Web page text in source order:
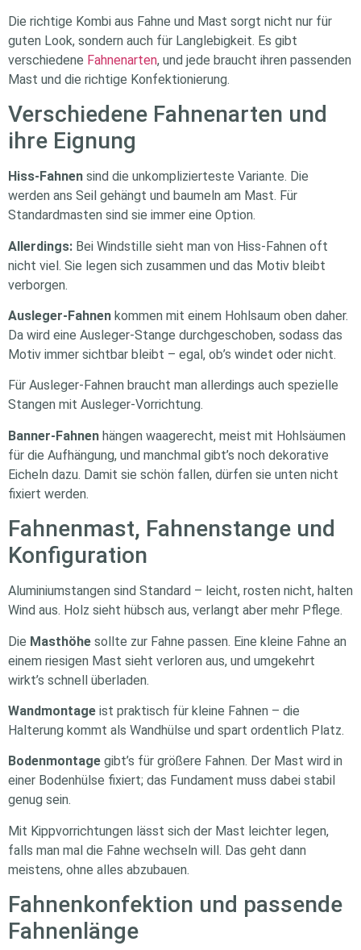
Die richtige Kombi aus Fahne und Mast sorgt nicht nur für
guten Look, sondern auch für Langlebigkeit. Es gibt
verschiedene Fahnenarten, und jede braucht ihren passenden
Mast und die richtige Konfektionierung.
Verschiedene Fahnenarten und
ihre Eignung
Hiss-Fahnen sind die unkomplizierteste Variante. Die
werden ans Seil gehängt und baumeln am Mast. Für
Standardmasten sind sie immer eine Option.
Allerdings: Bei Windstille sieht man von Hiss-Fahnen oft
nicht viel. Sie legen sich zusammen und das Motiv bleibt
verborgen.
Ausleger-Fahnen kommen mit einem Hohlsaum oben daher.
Da wird eine Ausleger-Stange durchgeschoben, sodass das
Motiv immer sichtbar bleibt – egal, ob’s windet oder nicht.
Für Ausleger-Fahnen braucht man allerdings auch spezielle
Stangen mit Ausleger-Vorrichtung.
Banner-Fahnen hängen waagerecht, meist mit Hohlsäumen
für die Aufhängung, und manchmal gibt’s noch dekorative
Eicheln dazu. Damit sie schön fallen, dürfen sie unten nicht
fixiert werden.
Fahnenmast, Fahnenstange und
Konfiguration
Aluminiumstangen sind Standard – leicht, rosten nicht, halten
Wind aus. Holz sieht hübsch aus, verlangt aber mehr Pflege.
Die Masthöhe sollte zur Fahne passen. Eine kleine Fahne an
einem riesigen Mast sieht verloren aus, und umgekehrt
wirkt’s schnell überladen.
Wandmontage ist praktisch für kleine Fahnen – die
Halterung kommt als Wandhülse und spart ordentlich Platz.
Bodenmontage gibt’s für größere Fahnen. Der Mast wird in
einer Bodenhülse fixiert; das Fundament muss dabei stabil
genug sein.
Mit Kippvorrichtungen lässt sich der Mast leichter legen,
falls man mal die Fahne wechseln will. Das geht dann
meistens, ohne alles abzubauen.
Fahnenkonfektion und passende
Fahnenlänge